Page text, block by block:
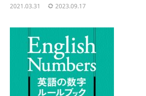
2021.03.31 2023.09.17